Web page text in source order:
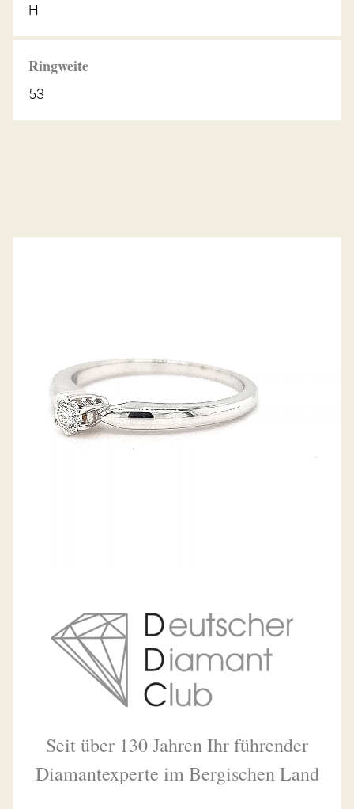
H
Ringweite
53
Seit über 130 Jahren Ihr führender
Diamantexperte im Bergischen Land